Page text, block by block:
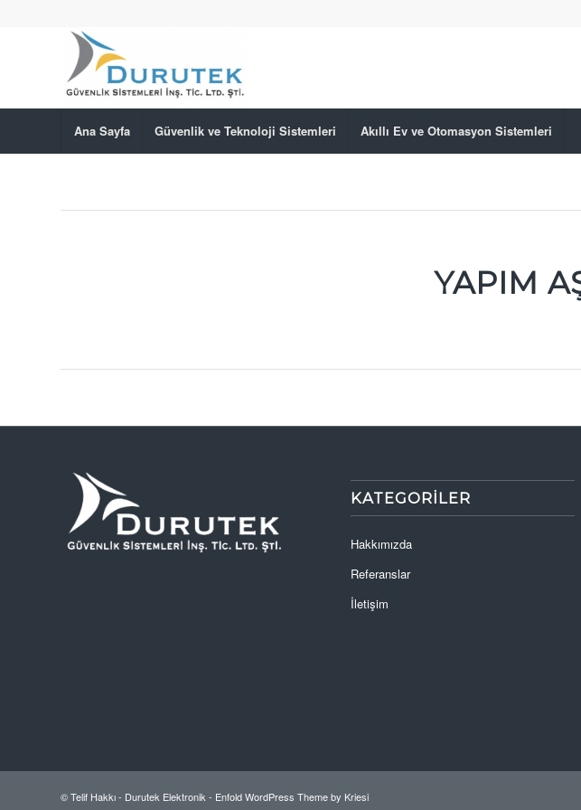
Ana Sayfa Güvenlik ve Teknoloji Sistemleri Akıllı Ev ve Otomasyon Sistemleri
YAPIM
KATEGORILER
Hakkımızda
Referanslar
İletişim
© Telif Hakkı - Durutek Elektronik - Enfold WordPress Theme by Kriesi